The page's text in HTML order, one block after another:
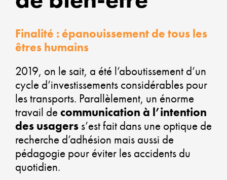
Finalité : épanouissement de tous les
êtres humains
2019, on le sait, a été l’aboutissement d’un
cycle d’investissements considérables pour
les transports. Parallèlement, un énorme
travail de communication à l’intention
des usagerss’est fait dans une optique de
recherche d’adhésion mais aussi de
pédagogie pour éviter les accidents du
quotidien.